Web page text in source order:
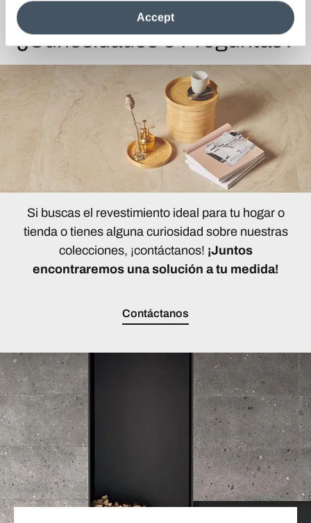
the site after installing only technical cookies. For more
information see the
Cookie Policy
Accept
¿Curiosidades o Preguntas?
Si buscas el revestimiento ideal para tu hogar o
tienda o tienes alguna curiosidad sobre nuestras
colecciones, ¡contáctanos! ¡Juntos
encontraremos una solución a tu medida!
Contáctanos